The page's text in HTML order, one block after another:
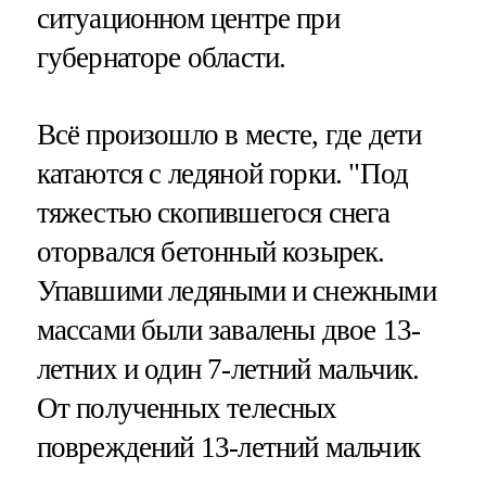
ситуационном центре при
губернаторе области.
Всё произошло в месте, где дети
катаются с ледяной горки. "Под
тяжестью скопившегося снега
оторвался бетонный козырек.
Упавшими ледяными и снежными
массами были завалены двое 13-
летних и один 7-летний мальчик.
От полученных телесных
повреждений 13-летний мальчик